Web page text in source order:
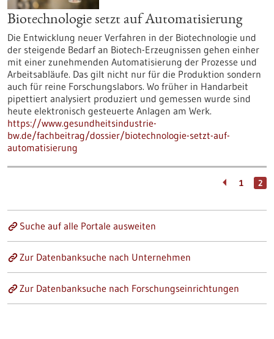
Biotechnologie setzt auf Automatisierung
Die Entwicklung neuer Verfahren in der Biotechnologie und
der steigende Bedarf an Biotech-Erzeugnissen gehen einher
mit einer zunehmenden Automatisierung der Prozesse und
Arbeitsabläufe. Das gilt nicht nur für die Produktion sondern
auch für reine Forschungslabors. Wo früher in Handarbeit
pipettiert analysiert produziert und gemessen wurde sind
heute elektronisch gesteuerte Anlagen am Werk.
https://www.gesundheitsindustrie-
bw.de/fachbeitrag/dossier/biotechnologie-setzt-auf-
automatisierung
1 2
Suche auf alle Portale ausweiten
Zur Datenbanksuche nach Unternehmen
Zur Datenbanksuche nach Forschungseinrichtungen